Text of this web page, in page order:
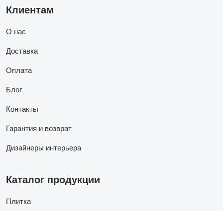
Клиентам
О нас
Доставка
Оплата
Блог
Контакты
Гарантия и возврат
Дизайнеры интерьера
Каталог продукции
Плитка